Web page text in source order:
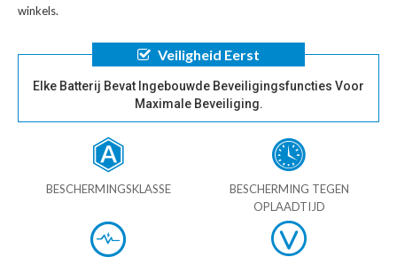
winkels.
Veiligheid Eerst
Elke Batterij Bevat Ingebouwde Beveiligingsfuncties Voor
Maximale Beveiliging.
BESCHERMINGSKLASSE
BESCHERMING TEGEN
OPLAADTIJD